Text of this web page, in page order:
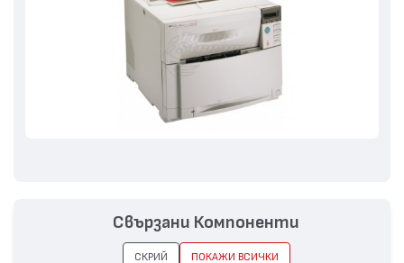
Свързани Компоненти
СКРИЙ ПОКАЖИ ВСИЧКИ